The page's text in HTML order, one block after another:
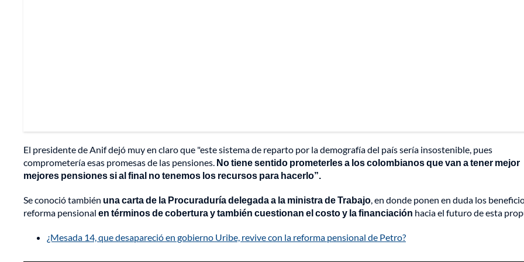
El presidente de Anif dejó muy en claro que "este sistema de reparto por la demografía del país sería insostenible, pues
comprometería esas promesas de las pensiones. No tiene sentido prometerles a los colombianos que van a tener mejor
mejores pensiones si al final no tenemos los recursos para hacerlo”.
Se conoció también una carta de la Procuraduría delegada a la ministra de Trabajo, en donde ponen en duda los
reforma pensional en términos de cobertura y también cuestionan el costo y la financiación hacia el futuro de esta
¿Mesada 14, que desapareció en gobierno Uribe, revive con la reforma pensional de Petro?